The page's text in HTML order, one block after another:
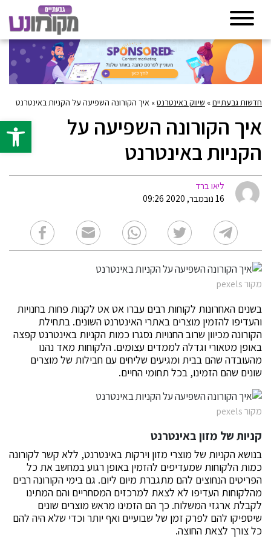
פתח
חדשות גבעתיים» שיווק באינטרנט» איך הקורונה השפיעה על הקניות באינטרנט
איך הקורונה השפיעה על
הקניות באינטרנט
ליאו ברד
16 נובמבר, 2020 09:26
מקור pexels
בשנים האחרונות לקוחות רבים עברו אט אט לקנות פחות בחנויות
והעדיפו להזמין מוצרים באתרי האינטרנט השונים. בתחילת
הקורונה מכיוון שרוב החנויות נסגרו כמות הקניות באינטרנט קפצה
באופן מטאורי וגדלה לממדים עצומים. הלקוחות מאד נהנו
מהעובדה שהם בבית ומגיעים שליחים עם חבילות של מוצרים
שונים שהם הזמינו, בכל תחומי החיים.
מקור pexels
קניות של מזון באינטרנט
בנושא הקניות של מוצרי מזון וירקות באינטרנט, ללא קשר לקורונה
כמות הלקוחות שמעדיפים להזמין באופן רגוע במחשב את כל
הפריטים הנחוצים להם מתגברת מיום ליום. גם בימי הקורונה רבים
מהלקוחות העדיפו לא לצאת למרכזים המסחריים והם המתינו
לקבלת ארגזי המשלוח. כך הם הזמינו מראש מוצרים שונים
שיספיקו להם לפרק זמן של שבועיים ואף יותר וכדי שלא היה להם
כל צורך לצאת החוצה.